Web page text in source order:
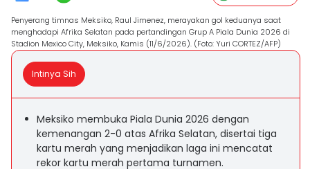
Penyerang timnas Meksiko, Raul Jimenez, merayakan gol keduanya saat
menghadapi Afrika Selatan pada pertandingan Grup A Piala Dunia 2026 di
Stadion Mexico City, Meksiko, Kamis (11/6/2026). (Foto: Yuri CORTEZ/AFP)
Intinya Sih
Meksiko membuka Piala Dunia 2026 dengan
kemenangan 2-0 atas Afrika Selatan, disertai tiga
kartu merah yang menjadikan laga ini mencatat
rekor kartu merah pertama turnamen.